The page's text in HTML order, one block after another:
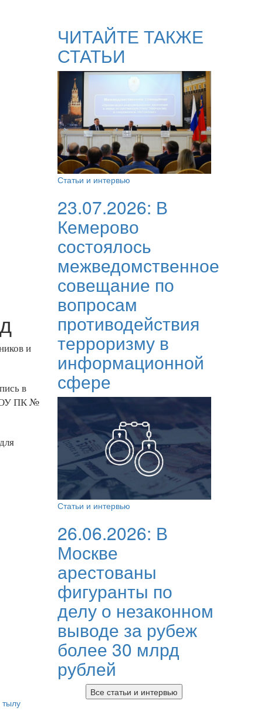
и
в
ПК №
ЧИТАЙТЕ ТАКЖЕ
СТАТЬИ
Статьи и интервью
23.07.2026: В
Кемерово
состоялось
межведомственное
совещание по
вопросам
противодействия
терроризму в
информационной
сфере
Статьи и интервью
26.06.2026: В
Москве
арестованы
фигуранты по
делу о незаконном
выводе за рубеж
более 30 млрд
рублей
Все статьи и интервью